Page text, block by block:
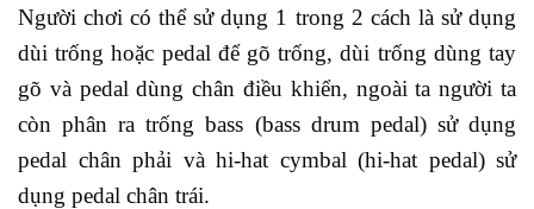
Người chơi có thể sử dụng 1 trong 2 cách là sử dụng
dùi trống hoặc pedal để gõ trống, dùi trống dùng tay
gõ và pedal dùng chân điều khiển, ngoài ta người ta
còn phân ra trống bass (bass drum pedal) sử dụng
pedal chân phải và hi-hat cymbal (hi-hat pedal) sử
dụng pedal chân trái.